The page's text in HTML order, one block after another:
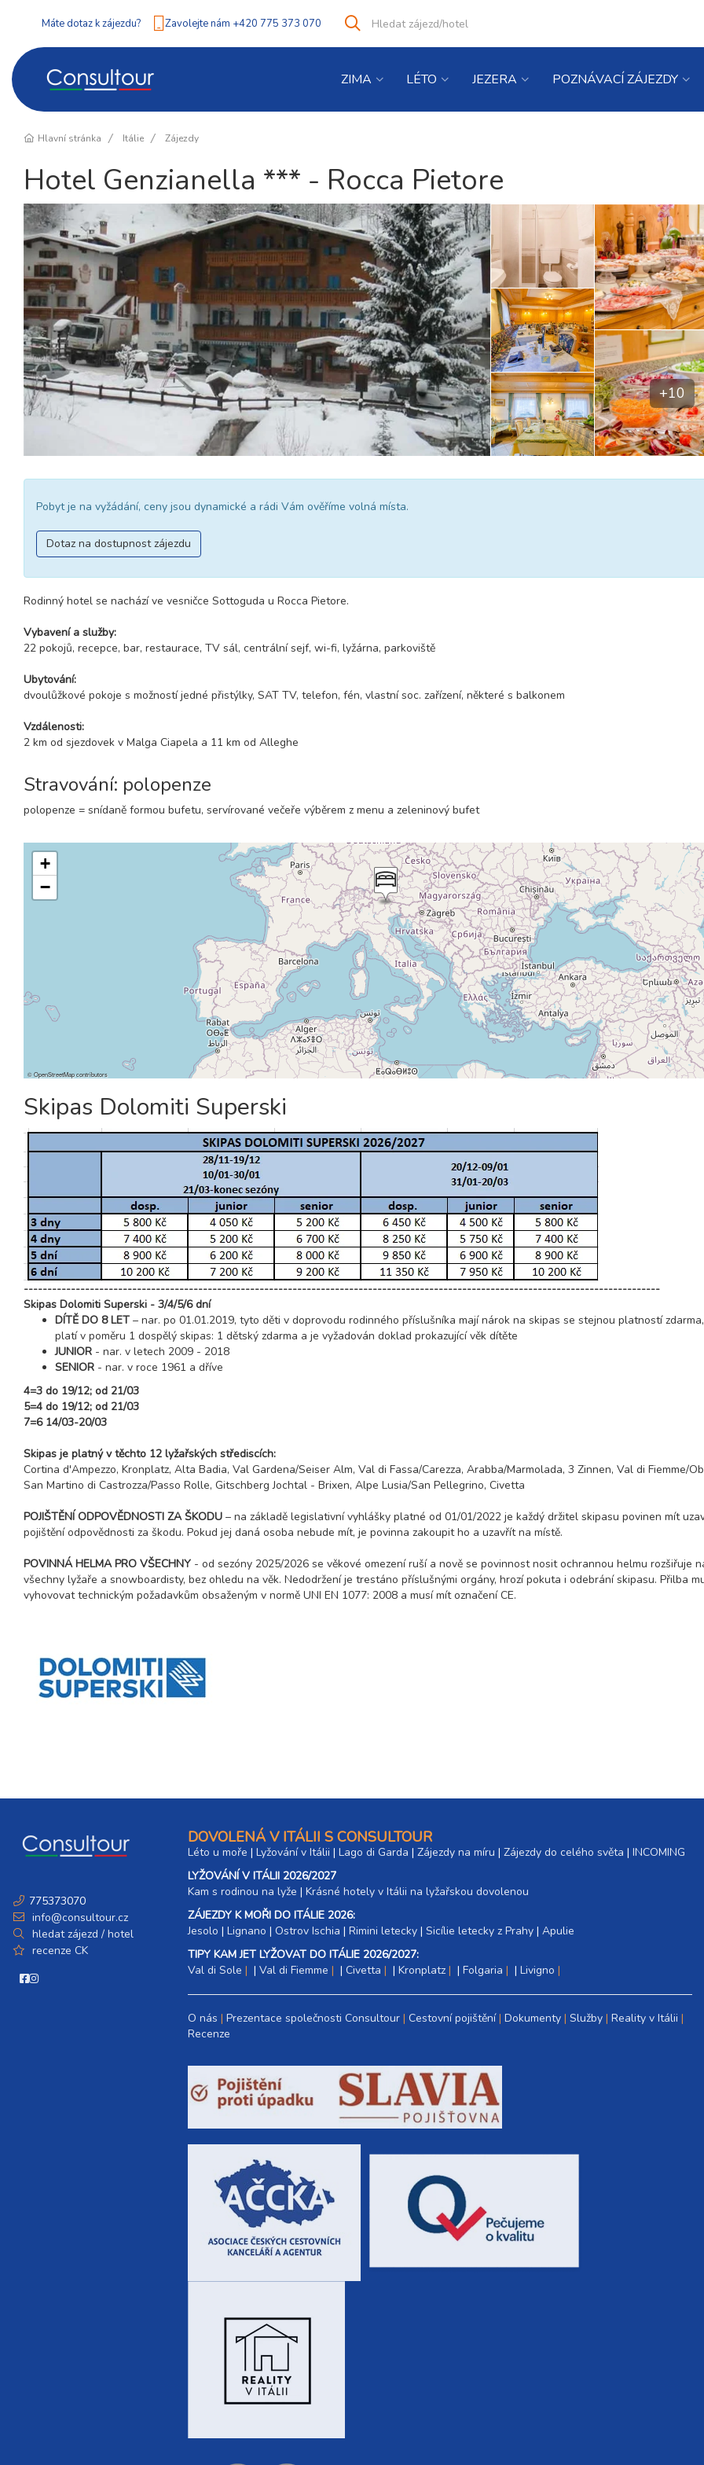
Máte dotaz k zájezdu? Zavolejte nám +420 775 373 070
co
Vyhledat
ZIMA LÉTO JEZERA POZNÁVACÍ ZÁJEZDY
Hlavní stránka Itálie Zájezdy
Hotel Genzianella *** - Rocca Pietore
+10
Pobyt je na vyžádání, ceny jsou dynamické a rádi Vám ověříme volná místa.
Dotaz na dostupnost zájezdu
Rodinný hotel se nachází ve vesničce Sottoguda u Rocca Pietore.
Vybavení a služby:
22 pokojů, recepce, bar, restaurace, TV sál, centrální sejf, wi-fi, lyžárna, parkoviště
Ubytování:
dvoulůžkové pokoje s možností jedné přistýlky, SAT TV, telefon, fén, vlastní soc. zařízení, některé s balkonem
Vzdálenosti:
2 km od sjezdovek v Malga Ciapela a 11 km od Alleghe
Stravování: polopenze
polopenze = snídaně formou bufetu, servírované večeře výběrem z menu a zeleninový bufet
+
−
©OpenStreetMapcontributors
Skipas Dolomiti Superski
---------------------------------------------------------------------------------------------------------------------------------------
Skipas Dolomiti Superski - 3/4/5/6 dní
DÍTĚ DO 8 LET – nar. po 01.01.2019, tyto děti v doprovodu rodinného příslušníka mají nárok na skipas se stejnou platností
platí v poměru 1 dospělý skipas: 1 dětský zdarma a je vyžadován doklad prokazující věk dítěte
JUNIOR - nar. v letech 2009 - 2018
SENIOR - nar. v roce 1961 a dříve
4=3 do 19/12; od 21/03
5=4 do 19/12; od 21/03
7=6 14/03-20/03
Skipas je platný v těchto 12 lyžařských střediscích:
Cortina d'Ampezzo, Kronplatz, Alta Badia, Val Gardena/Seiser Alm, Val di Fassa/Carezza, Arabba/Marmolada, 3 Zinnen, Val di Fiemme/
San Martino di Castrozza/Passo Rolle, Gitschberg Jochtal - Brixen, Alpe Lusia/San Pellegrino, Civetta
POJIŠTĚNÍ ODPOVĚDNOSTI ZA ŠKODU – na základě legislativní vyhlášky platné od 01/01/2022 je každý držitel skipasu povinen mít
pojištění odpovědnosti za škodu. Pokud jej daná osoba nebude mít, je povinna zakoupit ho a uzavřít na místě.
POVINNÁ HELMA PRO VŠECHNY - od sezóny 2025/2026 se věkové omezení ruší a nově se povinnost nosit ochrannou helmu rozšiřuje
všechny lyžaře a snowboardisty, bez ohledu na věk. Nedodržení je trestáno příslušnými orgány, hrozí pokuta i odebrání skipasu. Přilba
vyhovovat technickým požadavkům obsaženým v normě UNI EN 1077: 2008 a musí mít označení CE.
775373070
info@consultour.cz
hledat zájezd / hotel
recenze CK
DOVOLENÁ V ITÁLII S CONSULTOUR
Léto u moře | Lyžování v Itálii | Lago di Garda | Zájezdy na míru | Zájezdy do celého světa | INCOMING
LYŽOVÁNÍ V ITÁLII 2026/2027
Kam s rodinou na lyže |​ Krásné hotely v Itálii na lyžařskou dovolenou
ZÁJEZDY K MOŘI DO ITÁLIE 2026:
Jesolo | Lignano | Ostrov Ischia | Rimini letecky | Sicílie letecky z Prahy | Apulie
TIPY KAM JET LYŽOVAT DO ITÁLIE 2026/2027:
Val di Sole
| Val di Fiemme | Civetta | Kronplatz | Folgaria | Livigno
O nás Prezentace společnosti Consultour Cestovní pojištění Dokumenty Služby Reality v Itálii
Recenze